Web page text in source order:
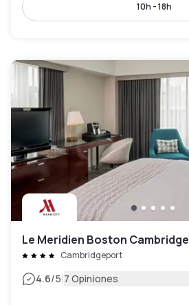
10h - 18h
Le Meridien Boston Cambridge
Cambridgeport
4.6/5|7 Opiniones